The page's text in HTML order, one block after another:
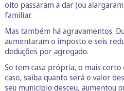
oito passaram a dar (ou
familiar.
Mas também há agravamentos.
aumentaram o imposto e seis
deduções por agregado.
Se tem casa própria, o mais
caso, saiba quanto será o valor
seu município desceu, aumentou